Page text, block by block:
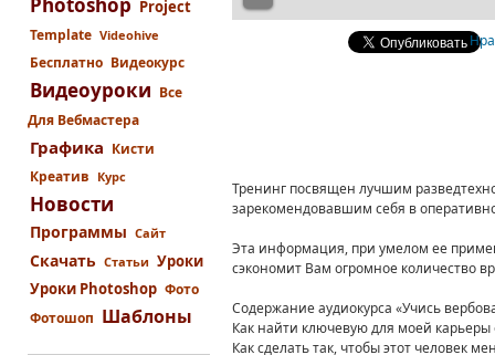
Тренинг посвящен лучшим
зарекомендовавшим себя в
Эта информация, при умелом ее
сэкономит Вам огромное количество
Содержание аудиокурса «Учись
Как найти ключевую для моей карьеры
Как сделать так, чтобы этот человек
Project
Template Videohive
Бесплатно Видеокурс
Видеоуроки Все
Для Вебмастера
Графика Кисти
Креатив Курс
Новости
Программы Сайт
Скачать Статьи Уроки
Уроки Photoshop Фото
Фотошоп Шаблоны